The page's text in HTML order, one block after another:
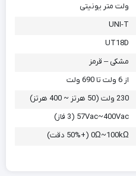
ولت متر یونیتی
UNI-T
UT18D
مشکی – قرمز
از 6 ولت تا 690 ولت
230 ولت (50 هرتز ~ 400 هرتز)
57Vac~400Vac (3 فاز)
0Ω~100kΩ (+50% دقت)